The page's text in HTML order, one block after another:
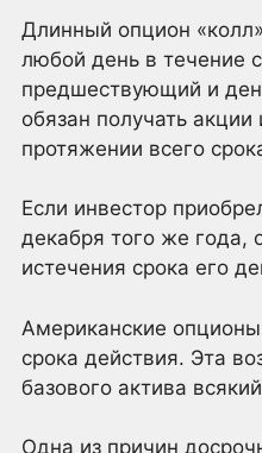
Длинный опцион
любой день в течение
предшествующий и
обязан получать
протяжении всего
Если инвестор
декабря того же года,
истечения срока его
Американские
срока действия. Эта
базового актива
Одна из причин